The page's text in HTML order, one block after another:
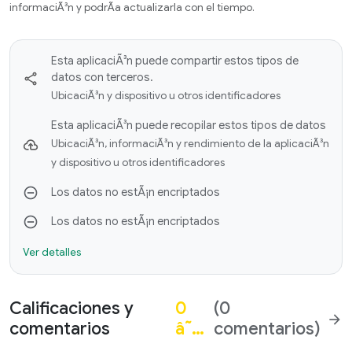
informaciÃ³n y podrÃ­a actualizarla con el tiempo.
Esta aplicaciÃ³n puede compartir estos tipos de
datos con terceros.
UbicaciÃ³n y dispositivo u otros identificadores
Esta aplicaciÃ³n puede recopilar estos tipos de datos
UbicaciÃ³n, informaciÃ³n y rendimiento de la aplicaciÃ³n
y dispositivo u otros identificadores
Los datos no estÃ¡n encriptados
Los datos no estÃ¡n encriptados
Ver detalles
Calificaciones y
comentarios
0
â˜…
(0
comentarios) arrow_forward